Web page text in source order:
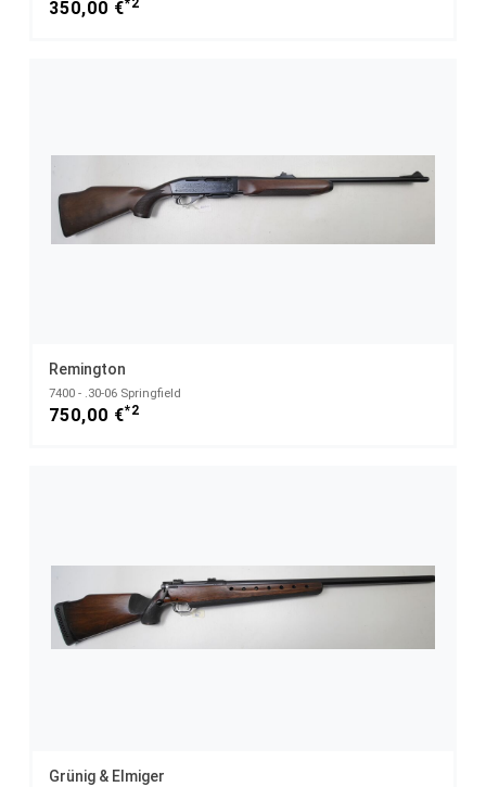
350,00 €*2
Remington
7400 - .30-06 Springfield
750,00 €*2
Grünig & Elmiger